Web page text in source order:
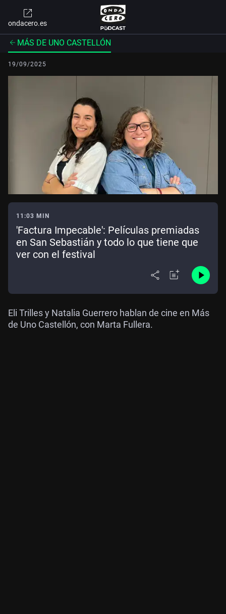
ondacero.es
MÁS DE UNO CASTELLÓN
19/09/2025
11:03 MIN
'Factura Impecable': Películas premiadas
en San Sebastián y todo lo que tiene que
ver con el festival
Eli Trilles y Natalia Guerrero hablan de cine en Más
de Uno Castellón, con Marta Fullera.